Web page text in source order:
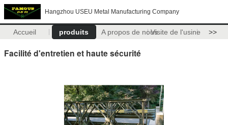
Hangzhou USEU Metal Manufacturing Company
Accueil produits A propos de nousVisite de l'usine >>
Facilité d'entretien et haute sécurité